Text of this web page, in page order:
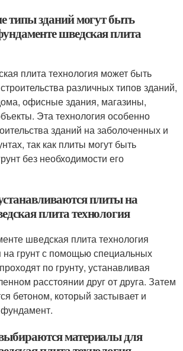
типы зданий могут быть
шведская плита
плита технология может быть
различных типов зданий,
офисные здания, магазины,
Эта технология особенно
зданий на заболоченных и
так как плиты могут быть
без необходимости его
плиты на
плита технология
шведская плита технология
на грунт с помощью специальных
по грунту, устанавливая
расстоянии друг от друга. Затем
бетоном, который застывает и
материалы для